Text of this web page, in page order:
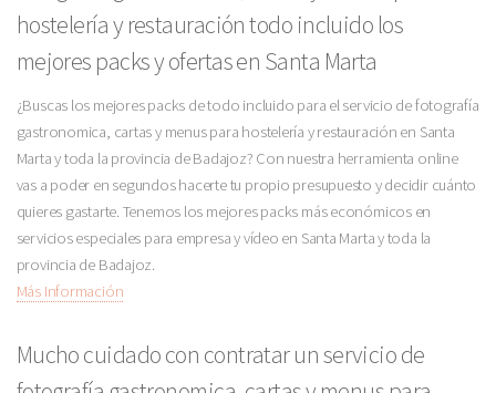
hostelería y restauración todo incluido los
mejores packs y ofertas en Santa Marta
¿Buscas los mejores packs de todo incluido para el servicio de fotografía
gastronomica, cartas y menus para hostelería y restauración en Santa
Marta y toda la provincia de Badajoz? Con nuestra herramienta online
vas a poder en segundos hacerte tu propio presupuesto y decidir cuánto
quieres gastarte. Tenemos los mejores packs más económicos en
servicios especiales para empresa y vídeo en Santa Marta y toda la
provincia de Badajoz.
Más Información
Mucho cuidado con contratar un servicio de